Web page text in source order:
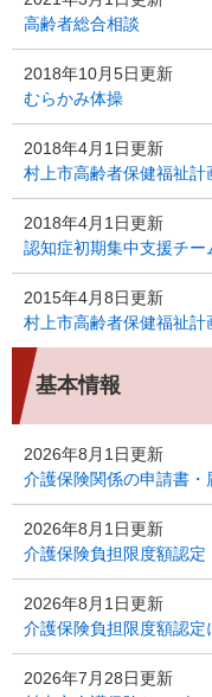
高齢者総合相談
2018年10月5日更新
むらかみ体操
2018年4月1日更新
村上市高齢者保健福祉
2018年4月1日更新
認知症初期集中支援チー
2015年4月8日更新
村上市高齢者保健福祉
基本情報
2026年8月1日更新
介護保険関係の申請書・
2026年8月1日更新
介護保険負担限度額認
2026年8月1日更新
介護保険負担限度額認定
2026年7月28日更新